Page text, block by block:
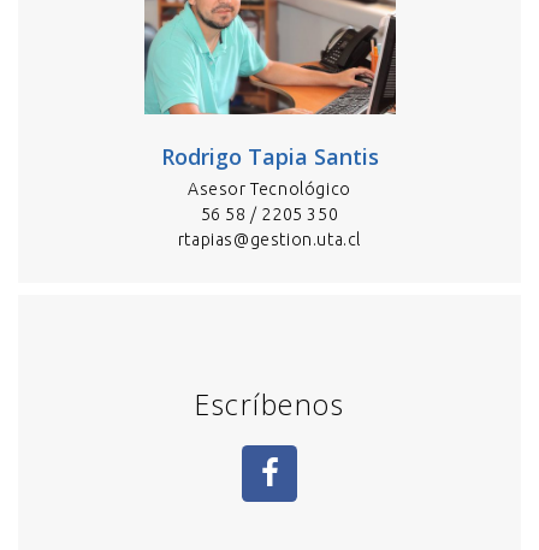
Rodrigo Tapia Santis
Asesor Tecnológico
56 58 / 2205 350
rtapias@gestion.uta.cl
Escríbenos